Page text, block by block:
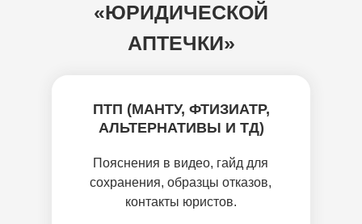
ПТП (МАНТУ, ФТИЗИАТР,
АЛЬТЕРНАТИВЫ И ТД)
Пояснения в видео, гайд для
сохранения, образцы отказов,
контакты юристов.
«ЮРИДИЧЕСКОЙ
АПТЕЧКИ»